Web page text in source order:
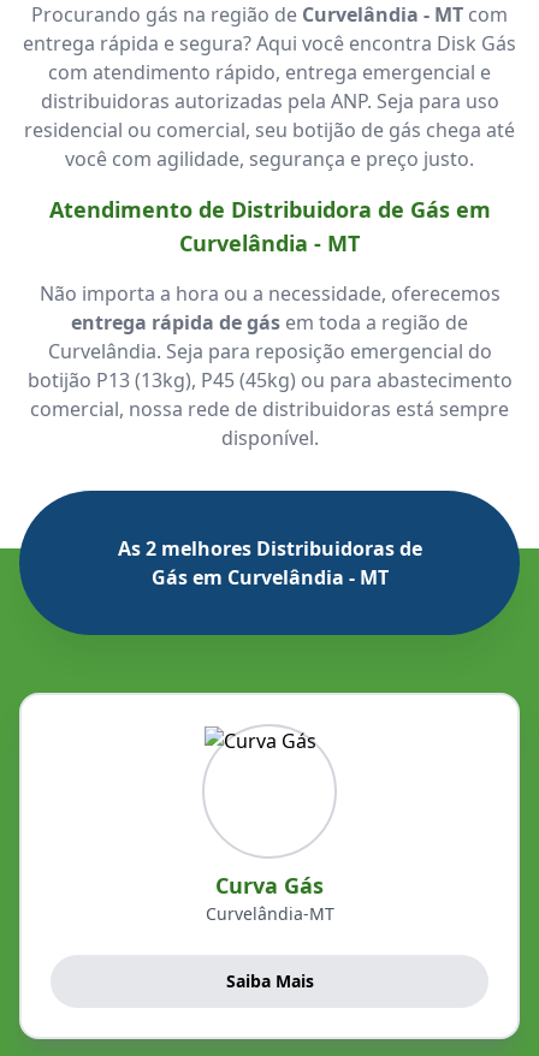
Procurando gás na região de Curvelândia - MT com
entrega rápida e segura? Aqui você encontra Disk Gás
com atendimento rápido, entrega emergencial e
distribuidoras autorizadas pela ANP. Seja para uso
residencial ou comercial, seu botijão de gás chega até
você com agilidade, segurança e preço justo.
Atendimento de Distribuidora de Gás em
Curvelândia - MT
Não importa a hora ou a necessidade, oferecemos
entrega rápida de gás em toda a região de
Curvelândia. Seja para reposição emergencial do
botijão P13 (13kg), P45 (45kg) ou para abastecimento
comercial, nossa rede de distribuidoras está sempre
disponível.
As 2 melhores Distribuidoras de
Gás em Curvelândia - MT
Curva Gás
Curvelândia-MT
Saiba Mais